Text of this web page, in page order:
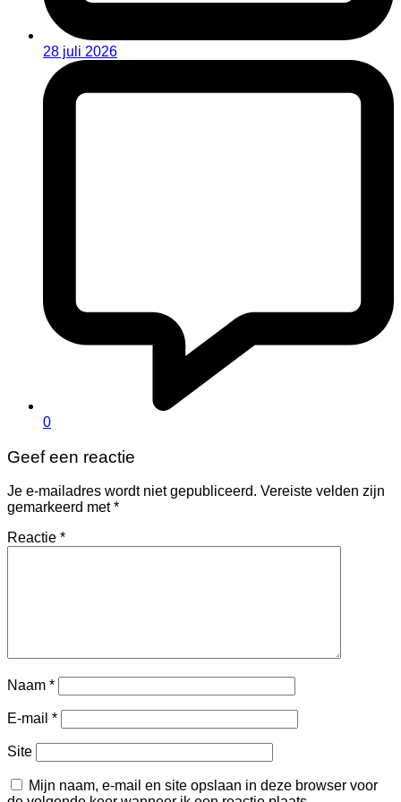
28 juli 2026
0
Geef een reactie
Je e-mailadres wordt niet gepubliceerd. Vereiste velden zijn
gemarkeerd met*
Reactie *
Naam *
E-mail *
Site
Mijn naam, e-mail en site opslaan in deze browser voor